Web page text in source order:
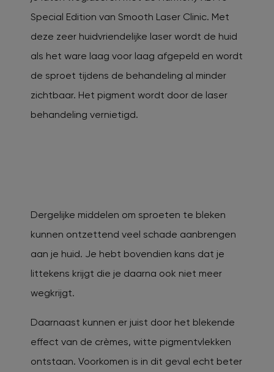
Special Edition van Smooth Laser Clinic. Met
deze zeer huidvriendelijke laser wordt de huid
als het ware laag voor laag afgepeld en wordt
de sproet tijdens de behandeling al minder
zichtbaar. Het pigment wordt door de laser
behandeling vernietigd.
Dergelijke middelen om sproeten te bleken
kunnen ontzettend veel schade aanbrengen
aan je huid. Je hebt bovendien kans dat je
littekens krijgt die je daarna ook niet meer
wegkrijgt.
Daarnaast kunnen er juist door het blekende
effect van de crèmes, witte pigmentvlekken
ontstaan. Voorkomen is in dit geval echt beter